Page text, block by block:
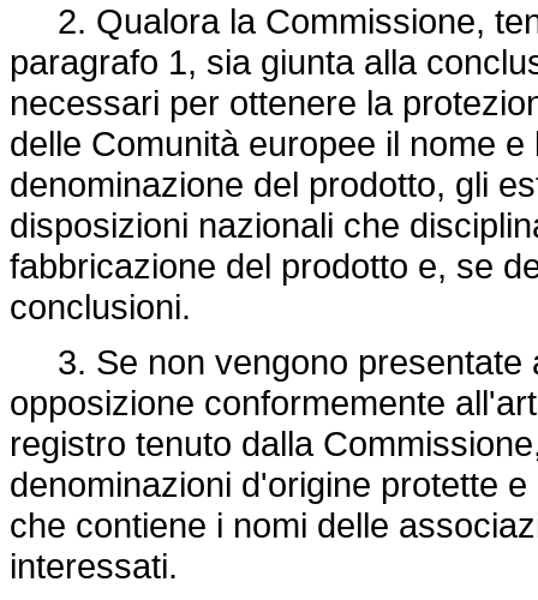
2. Qualora la Commissione,
paragrafo 1, sia giunta alla
necessari per ottenere la
delle Comunità europee il nome
denominazione del prodotto, gli
disposizioni nazionali che
fabbricazione del prodotto e, se
conclusioni.
3. Se non vengono presentate
opposizione conformemente
registro tenuto dalla
denominazioni d'origine protette
che contiene i nomi delle
interessati.